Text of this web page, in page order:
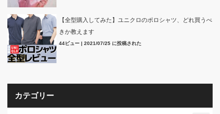
【全型購入してみた】ユニクロのポロシャツ、どれ買うべ
きか教えます
44ビュー | 2021/07/25 に投稿された
カテゴリー